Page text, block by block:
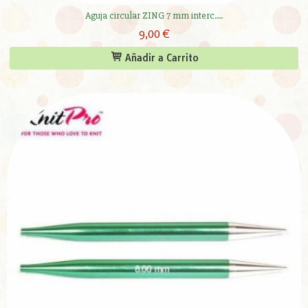
Aguja circular ZING 7 mm interc....
9,00 €
Añadir a Carrito